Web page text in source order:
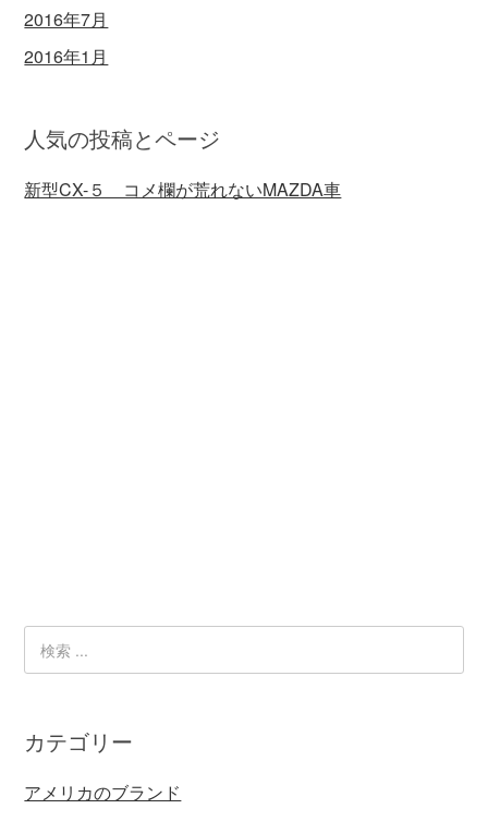
2016年7月
2016年1月
人気の投稿とページ
新型CX-５ コメ欄が荒れないMAZDA車
カテゴリー
アメリカのブランド